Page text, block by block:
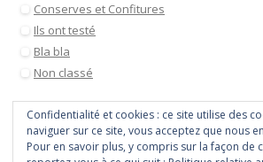
Conserves et Confitures
Ils ont testé
Bla bla
Non classé
Confidentialité et cookies : ce site utilise des
naviguer sur ce site, vous acceptez que nous
Pour en savoir plus, y compris sur la façon de